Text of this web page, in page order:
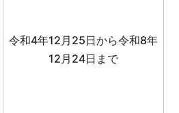
令和4年12月25日から令和8年
12月24日まで